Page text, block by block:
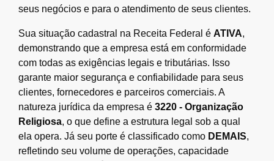
seus negócios e para o atendimento de seus clientes.
Sua situação cadastral na Receita Federal é ATIVA,
demonstrando que a empresa está em conformidade
com todas as exigências legais e tributárias. Isso
garante maior segurança e confiabilidade para seus
clientes, fornecedores e parceiros comerciais. A
natureza jurídica da empresa é 3220 - Organização
Religiosa, o que define a estrutura legal sob a qual
ela opera. Já seu porte é classificado como DEMAIS,
refletindo seu volume de operações, capacidade